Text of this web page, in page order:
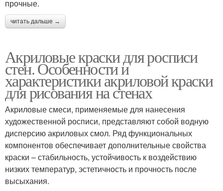
прочные.
читать дальше →
Акриловые краски для росписи
стен. Особенности и
характеристики акриловой краски
для рисования на стенах
Акриловые смеси, применяемые для нанесения
художественной росписи, представляют собой водную
дисперсию акриловых смол. Ряд функциональных
компонентов обеспечивает дополнительные свойства
краски – стабильность, устойчивость к воздействию
низких температур, эстетичность и прочность после
высыхания.